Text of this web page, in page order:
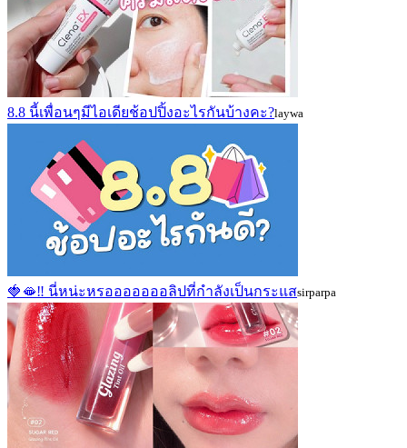
8.8 นี้เพื่อนๆมีไอเดียช้อปปิ้งอะไรกันบ้างคะ?laywa
🍓🫦‼ นี่หน่ะหรอออออออลิปที่กำลังเป็นกระแสsirparpa